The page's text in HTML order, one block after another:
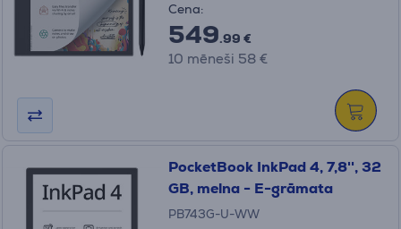
Cena:
549.99 €
10 mēneši 58 €
PocketBook InkPad 4, 7,8'', 32
GB, melna - E-grāmata
PB743G-U-WW